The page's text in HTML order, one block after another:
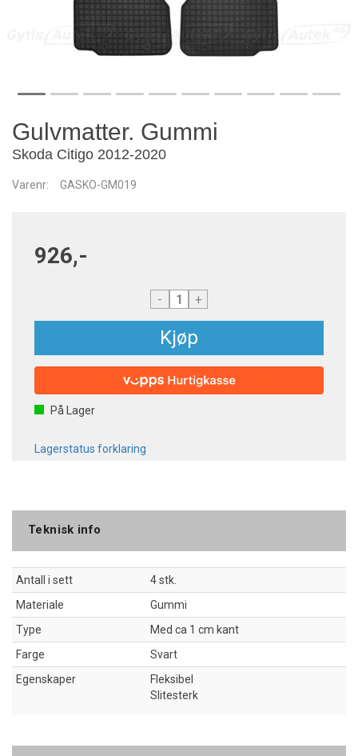
Gulvmatter. Gummi
Skoda Citigo 2012-2020
Varenr: GASKO-GM019
926,-
- +
Kjøp
På Lager
Lagerstatus forklaring
Teknisk info
Antall i sett
4 stk.
Materiale
Gummi
Type
Med ca 1 cm kant
Farge
Svart
Egenskaper
Fleksibel
Slitesterk